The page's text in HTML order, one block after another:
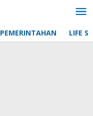
PEMERINTAHAN LIFE